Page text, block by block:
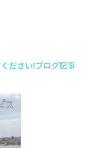
ださい!ブログ記事